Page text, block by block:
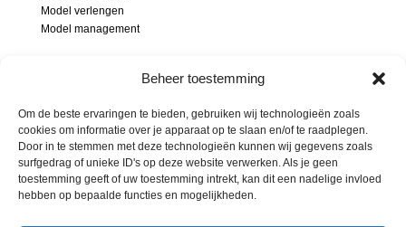
Beheer toestemming
Om de beste ervaringen te bieden, gebruiken wij technologieën zoals
cookies om informatie over je apparaat op te slaan en/of te raadplegen.
Door in te stemmen met deze technologieën kunnen wij gegevens zoals
surfgedrag of unieke ID's op deze website verwerken. Als je geen
toestemming geeft of uw toestemming intrekt, kan dit een nadelige invloed
hebben op bepaalde functies en mogelijkheden.
Model verlengen
Model management
Modelonderzoek
Inbreuk op model
Soorten modellen
Beschermingsgebied modellen